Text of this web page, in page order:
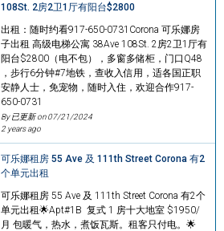
108St. 2房2卫1厅有阳台$2800
出租：随时约看917-650-0731Corona 可乐娜房
子出租 高级电梯公寓 38Ave 108St. 2房2卫1厅有
阳台$2800（电不包），多窗多储柜，门口Q48
，步行6分钟#7地铁，查收入信用，适各国正职
安静人士，免宠物，随时入住，欢迎合作917-
650-0731
By 已更新 on07/21/2024
2 years ago
可乐娜租房 55 Ave 及 111th Street Corona 有2
个单元出租
可乐娜租房 55 Ave 及 111th Street Corona 有2个
单元出租🌟Apt#1B 复式 1 房十大地室 $1950/
月 包暖气，热水，煮饭瓦斯。租客只付电。🌟